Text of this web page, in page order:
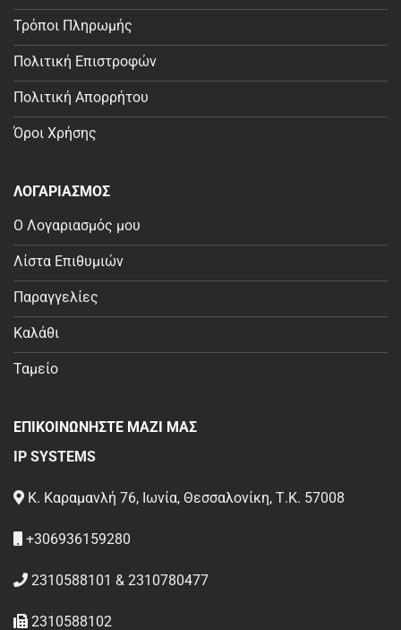
Τρόποι Πληρωμής
Πολιτική Επιστροφών
Πολιτική Απορρήτου
Όροι Χρήσης
ΛΟΓΑΡΙΑΣΜΟΣ
Ο Λογαριασμός μου
Λίστα Επιθυμιών
Παραγγελίες
Καλάθι
Ταμείο
ΕΠΙΚΟΙΝΩΝΗΣΤΕ ΜΑΖΙ ΜΑΣ
IP SYSTEMS
Κ. Καραμανλή 76, Ιωνία, Θεσσαλονίκη, Τ.Κ. 57008
+306936159280
2310588101 & 2310780477
2310588102